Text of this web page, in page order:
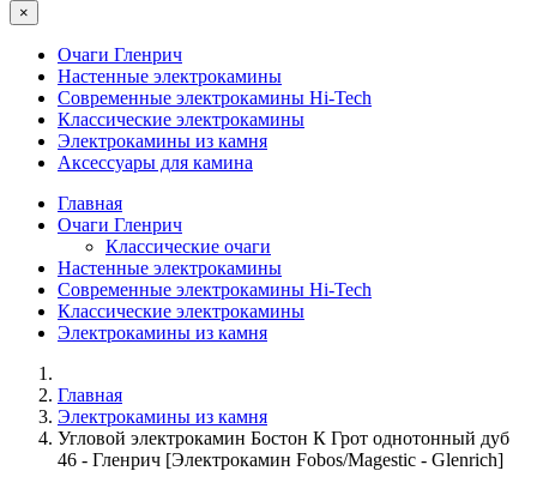
×
Очаги Гленрич
Настенные электрокамины
Современные электрокамины Hi-Tech
Классические электрокамины
Электрокамины из камня
Аксессуары для камина
Главная
Очаги Гленрич
Классические очаги
Настенные электрокамины
Современные электрокамины Hi-Tech
Классические электрокамины
Электрокамины из камня
Главная
Электрокамины из камня
Угловой электрокамин Бостон К Грот однотонный дуб
46 - Гленрич [Электрокамин Fobos/Magestic - Glenrich]